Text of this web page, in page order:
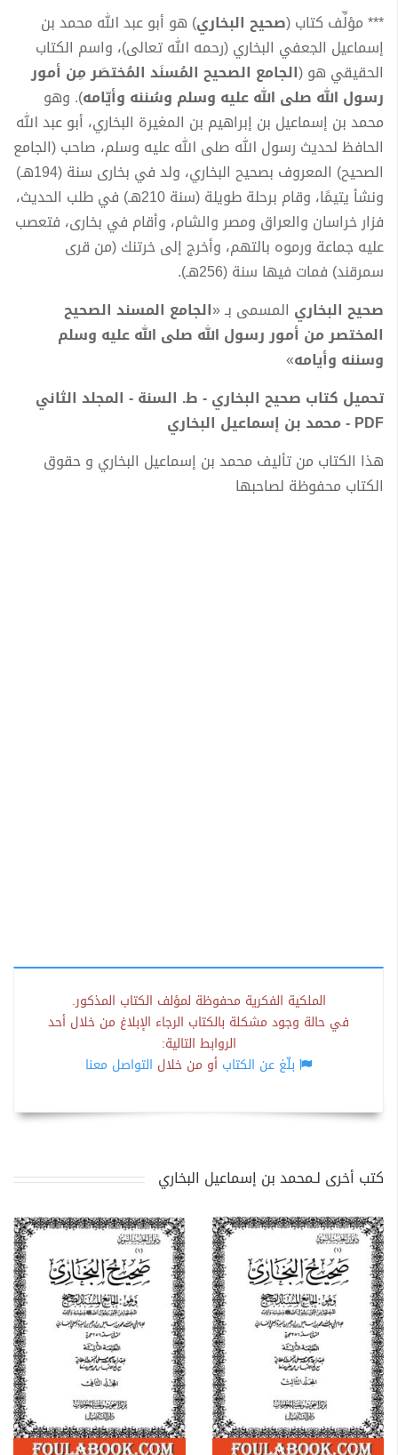
*** مؤلِّف كتاب (صحيح البخاري) هو أبو عبد الله محمد بن
إسماعيل الجعفي البخاري (رحمه الله تعالى)، واسم الكتاب
الحقيقي هو (الجامع الصحيح المُسنَد المُختصَر مِن أمور
رسول الله صلى الله عليه وسلم وسُننه وأيّامه). وهو
محمد بن إسماعيل بن إبراهيم بن المغيرة البخاري، أبو عبد الله
الحافظ لحديث رسول الله صلى الله عليه وسلم، صاحب (الجامع
الصحيح) المعروف بصحيح البخاري، ولد في بخارى سنة (194هـ)
ونشأ يتيمًا، وقام برحلة طويلة (سنة 210هـ) في طلب الحديث،
فزار خراسان والعراق ومصر والشام، وأقام في بخارى، فتعصب
عليه جماعة ورموه بالتهم، وأخرج إلى خرتنك (من قرى
سمرقند) فمات فيها سنة (256هـ).
صحيح البخاري المسمى بـ «الجامع المسند الصحيح
المختصر من أمور رسول الله صلى الله عليه وسلم
وسننه وأيامه»
تحميل كتاب صحيح البخاري - ط. السنة - المجلد الثاني
PDF - محمد بن إسماعيل البخاري
هذا الكتاب من تأليف محمد بن إسماعيل البخاري و حقوق
الكتاب محفوظة لصاحبها
الملكية الفكرية محفوظة لمؤلف الكتاب المذكور.
في حالة وجود مشكلة بالكتاب الرجاء الإبلاغ من خلال أحد
الروابط التالية:
بلّغ عن الكتاب أو من خلال التواصل معنا
كتب أخرى لـمحمد بن إسماعيل البخاري